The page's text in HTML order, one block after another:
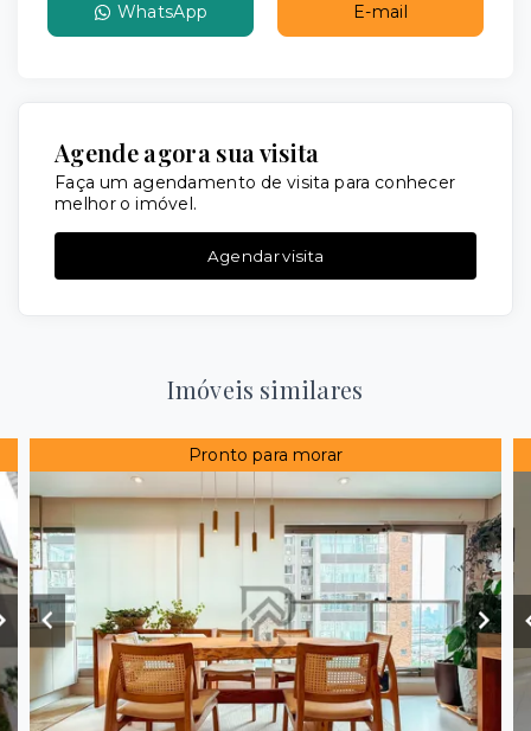
WhatsApp E-mail
Agende agora sua visita
Faça um agendamento de visita para conhecer
melhor o imóvel.
Agendar visita
Imóveis similares
Pronto para morar